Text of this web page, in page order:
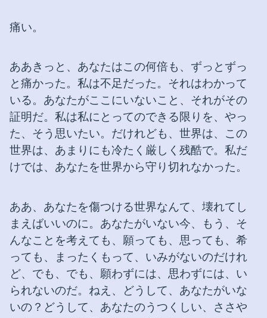
痛い。
ああきっと、あなたはこの何倍も、ずっとずっ
と痛かった。私は不足だった。それはわかって
いる。あなたがここにいないこと、それがその
証明だ。私は私にとってのできる限りを、やっ
た、そう思いたい。だけれども、世界は、この
世界は、あまりにも冷たく厳しく残酷で。私だ
けでは、あなたを世界から守り切れなかった。
ああ、あなたを傷つける世界なんて、壊れてし
まえばいいのに。あなたがいない今、もう、そ
んなことを考えても、願っても、思っても、希
っても、まったくもって、いみがないのだけれ
ど、でも、でも、願わずには、思わずには、い
られないのだ。ねえ、どうして、あなたがいな
いの？どうして、あなたのうつくしい、ささや